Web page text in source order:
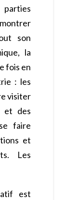
son
la
fois en
: les
visiter
et des
faire
et
Les
est